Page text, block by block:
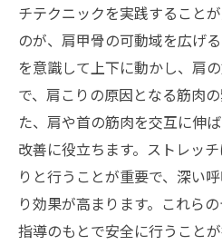
チテクニックを実践すること
のが、肩甲骨の可動域を広げ
を意識して上下に動かし、肩
で、肩こりの原因となる筋肉
た、肩や首の筋肉を交互に伸
改善に役立ちます。ストレッ
りと行うことが重要で、深い
り効果が高まります。これら
指導のもとで安全に行うこと